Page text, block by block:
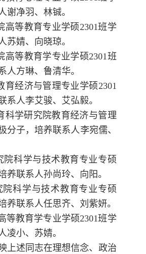
谢净羽、林铖。
高等教育专业学硕2301班学
苏婧、向晓琼。
高等教育学专业学硕2301班
人方琳、鲁清华。
育经济与管理专业学硕2301
系人李艾骏、艾弘毅。
科学研究院教育经济与管理
分子，培养联系人李宛儒、
院科学与技术教育专业专硕
养联系人孙尚玲、向阳。
科学与技术教育专业专硕
养联系人任思齐、刘紫妍。
等教育学专业学硕2301班学
凌小、苏婧。
上述同志在理想信念、政治